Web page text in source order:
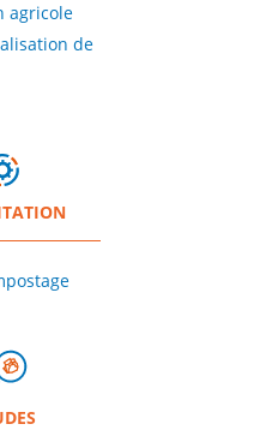
agricole
de